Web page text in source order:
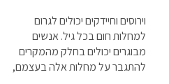
וירוסים וחיידקים יכולים לגרום
למחלות חום בכל גיל. אנשים
מבוגרים יכולים בחלק מהמקרים
להתגבר על מחלות אלה בעצמם,